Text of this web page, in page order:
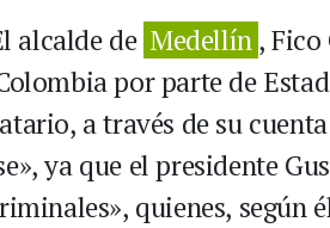
alcalde de Medellín,
por parte de
a través de su
ya que el presidente
quienes, según